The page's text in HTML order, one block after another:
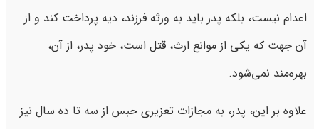
اعدام نیست، بلکه پدر باید به ورثه فرزند، دیه پرداخت کند و از
آن‌ جهت که یکی از موانع ارث، قتل است، خود پدر، از آن،
بهره‌مند نمی‌شود.
علاوه بر این، پدر، به مجازات تعزیری حبس از سه تا ده سال نیز